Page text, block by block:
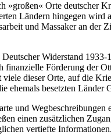
»großen« Orte deutscher
Ländern hingegen wird
und Massaker an der
Widerstand
finanzielle Förderung der
dieser Orte, auf die
ehemals besetzten
und
einen zusätzlichen
vertiefte Informationen.